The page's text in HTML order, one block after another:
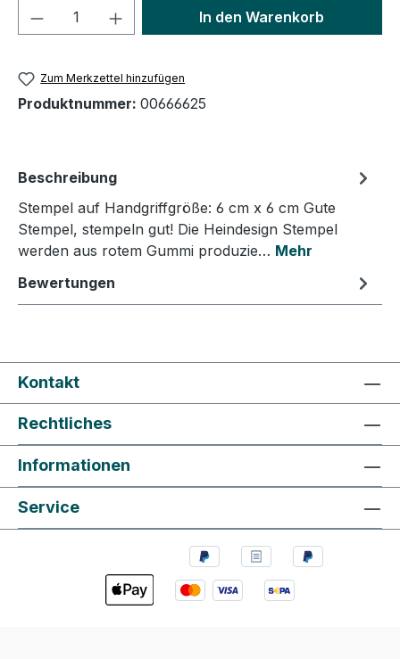
Produkt Anzahl: Gib denIn den Warenkorb
Zum Merkzettel hinzufügen
Produktnummer: 00666625
Beschreibung
Stempel auf Handgriffgröße: 6 cm x 6 cm Gute
Stempel, stempeln gut! Die Heindesign Stempel
werden aus rotem Gummi produzie… Mehr
Bewertungen
Kontakt
Rechtliches
Informationen
Service